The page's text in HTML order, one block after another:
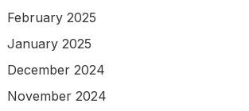
February 2025
January 2025
December 2024
November 2024